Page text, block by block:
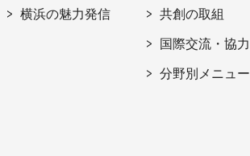
横浜の魅力発信 共創の取組
国際交流・協力
分野別メニュー